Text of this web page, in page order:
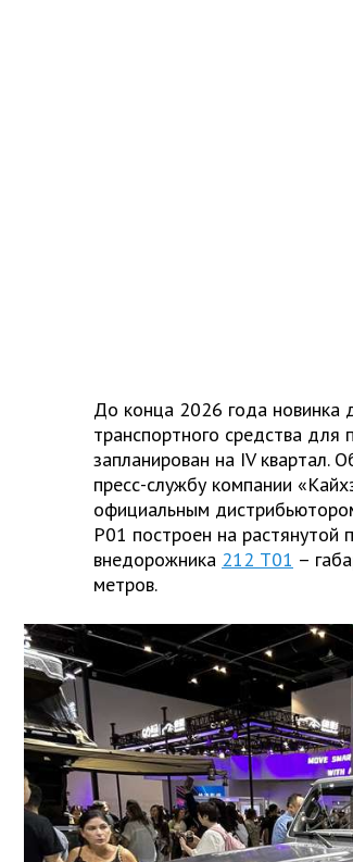
До конца 2026 года новинка
транспортного средства
запланирован на IV квартал.
пресс-службу компании
официальным
P01 построен на растянутой
внедорожника 212 Т01 –
метров.